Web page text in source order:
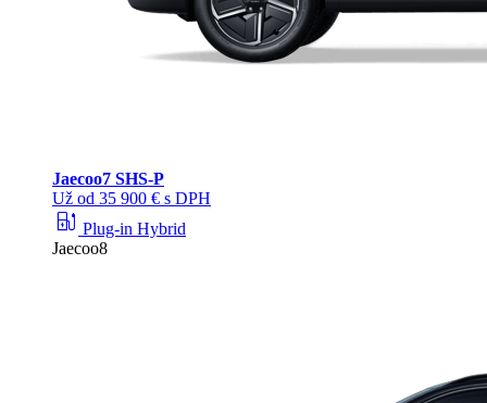
Jaecoo7 SHS-P
Už od 35 900 € s DPH
ev_station Plug-in Hybrid
Jaecoo8